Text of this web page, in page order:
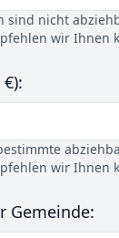
sind nicht
wir Ihnen
wir Ihnen
Gemeinde: